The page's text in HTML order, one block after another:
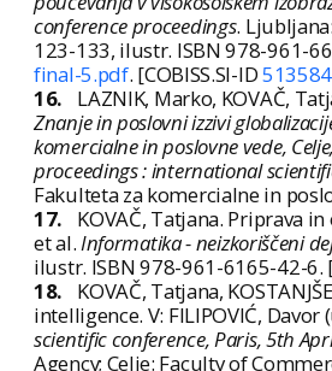
conference proceedings.
123-133, ilustr. ISBN 978-961-
final-5.pdf. [COBISS.SI-ID
16.
LAZNIK, Marko, KOVAČ,
Znanje in poslovni izzivi
komercialne in poslovne vede,
proceedings : international
Fakulteta za komercialne in
17.
KOVAČ, Tatjana. Priprava
et al.Informatika - neizkoriščeni
ilustr. ISBN 978-961-6165-42-6.
18.
KOVAČ, Tatjana,
intelligence. V: FILIPOVIĆ,
scientific conference, Paris, 5th
Agency; Celje: Faculty of